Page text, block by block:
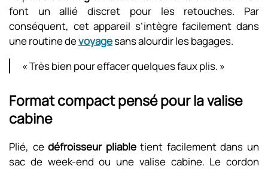
font un allié discret pour les retouches. Par
conséquent, cet appareil s’intègre facilement dans
une routine devoyagesans alourdir les bagages.
« Très bien pour effacer quelques faux plis. »
Format compact pensé pour la valise
cabine
Plié, cedéfroisseur pliabletient facilement dans un
sac de week-end ou une valise cabine. Le cordon